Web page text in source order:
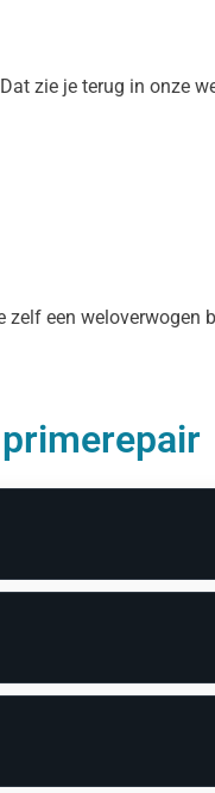
zie je terug in onze
een weloverwogen